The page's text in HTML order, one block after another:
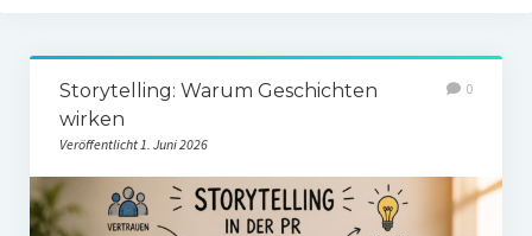
Corporate Weblogs
Social Media
Über uns
Impressum
Datenschutz
Storytelling: Warum Geschichten
wirken
Veröffentlicht 1. Juni 2026
0